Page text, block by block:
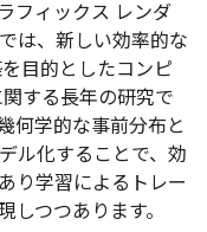
フィックス レンダ
は、新しい効率的な
目的としたコンピ
する長年の研究で
何学的な事前分布と
ル化することで、効
り学習によるトレー
しつつあります。